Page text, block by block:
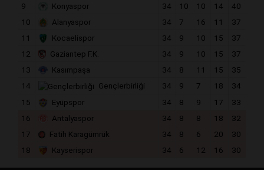
9
Konyaspor 34 10 10 14
40
10
Alanyaspor 34 7 16 11
37
11
Kocaelispor 34 9 10 15
37
12
Gaziantep F.K. 34 9 10 15
37
13
Kasımpaşa 34 8 11 15
35
14
Gençlerbirliği 34 9 7 18
34
15
Eyüpspor 34 8 9 17
33
16
Antalyaspor 34 8 8 18
32
17
Fatih Karagümrük 34 8 6 20
30
18
Kayserispor 34 6 12 16 30